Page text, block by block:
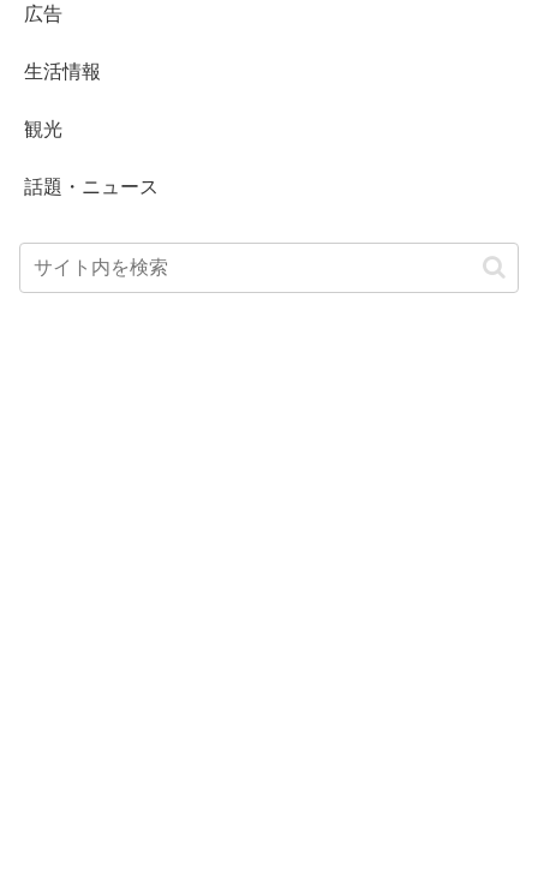
広告
生活情報
観光
話題・ニュース